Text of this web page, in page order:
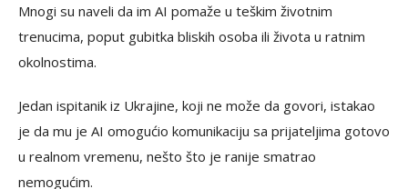
Mnogi su naveli da im AI pomaže u teškim životnim
trenucima, poput gubitka bliskih osoba ili života u ratnim
okolnostima.
Jedan ispitanik iz Ukrajine, koji ne može da govori, istakao
je da mu je AI omogućio komunikaciju sa prijateljima gotovo
u realnom vremenu, nešto što je ranije smatrao
nemogućim.